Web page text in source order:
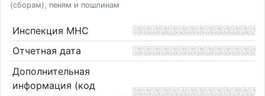
(сборам), пеням и пошлинам
Инспекция МНС
Отчетная дата
Дополнительная
информация (код